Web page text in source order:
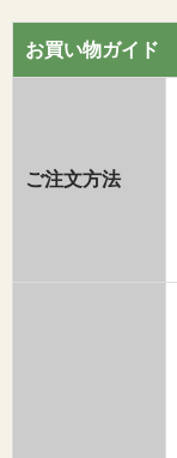
お買い物ガイド
ご注文方法